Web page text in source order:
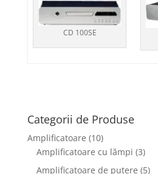
CD 100SE
Categorii de Produse
Amplificatoare (10)
Amplificatoare cu lămpi (3)
Amplificatoare de putere (5)